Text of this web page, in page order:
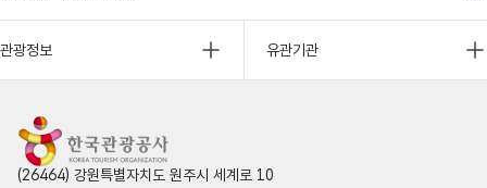
관광정보 유관기관
(26464) 강원특별자치도 원주시 세계로 10